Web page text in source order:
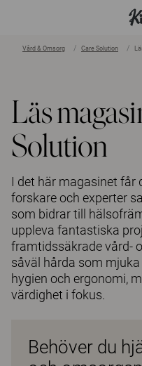
Vård & Omsorg Care Solution
Läs
Solution
I det här magasinet får
forskare och experter
som bidrar till
uppleva fantastiska
framtidssäkrade vård-
såväl hårda som
hygien och ergonomi,
värdighet i fokus.
Behöver du